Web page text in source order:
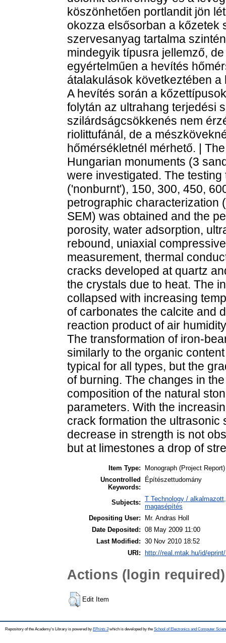
köszönhetően portlandit jön
okozza elsősorban a kőzetek
szervesanyag tartalma
mindegyik típusra jellemző,
egyértelműen a hevítés
átalakulások következtében
A hevítés során a
folytán az ultrahang terjedési
szilárdságcsökkenés nem
riolittufánál, de a
hőmérsékletnél mérhető. |
Hungarian monuments (3
were investigated. The
('nonburnt'), 150, 300, 450,
petrographic characterization
SEM) was obtained and the
porosity, water adsorption,
rebound, uniaxial
measurement, thermal
cracks developed at quartz
the crystals due to heat. The
collapsed with increasing
of carbonates the calcite and
reaction product of air
The transformation of iron-
similarly to the organic
typical for all types, but the
of burning. The changes in
composition of the natural
parameters. With the
crack formation the
decrease in strength is not
but at limestones a drop of
Item Type:
Monograph (Project Report)
Uncontrolled
Keywords:
Építészettudomány
Subjects: T Technology /
magasépítés
Depositing User:
Mr. Andras Holl
Date Deposited: 08 May 2009 11:00
Last Modified: 30 Nov 2010 18:52
URI: http://real.mtak.hu/id/
Actions (login required)
Edit Item
Repository of the Academy's Library is powered by EPrints 3which is developed by the School of Electronics and Computer